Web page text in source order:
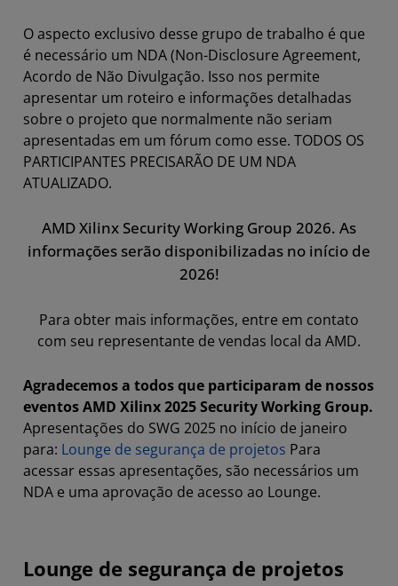
O aspecto exclusivo desse grupo de trabalho é que
é necessário um NDA (Non-Disclosure Agreement,
Acordo de Não Divulgação. Isso nos permite
apresentar um roteiro e informações detalhadas
sobre o projeto que normalmente não seriam
apresentadas em um fórum como esse. TODOS OS
PARTICIPANTES PRECISARÃO DE UM NDA
ATUALIZADO.
AMD Xilinx Security Working Group 2026. As
informações serão disponibilizadas no início de
2026!
Para obter mais informações, entre em contato
com seu representante de vendas local da AMD.
Agradecemos a todos que participaram de nossos
eventos AMD Xilinx 2025 Security Working Group.
Apresentações do SWG 2025 no início de janeiro
para: Lounge de segurança de projetos Para
acessar essas apresentações, são necessários um
NDA e uma aprovação de acesso ao Lounge.
Lounge de segurança de projetos